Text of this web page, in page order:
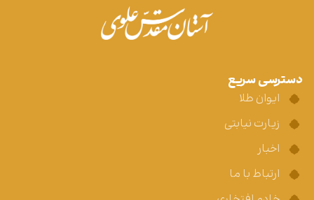
دسترسی سریع
ایوان طلا
زیارت نیابتی
اخبار
ارتباط با ما